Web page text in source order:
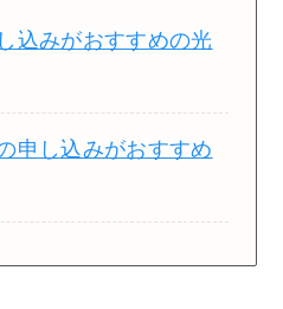
込みがおすすめの光
申し込みがおすすめ